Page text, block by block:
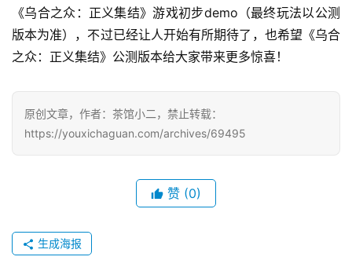
7
0
日
对
《乌合之众：正义集结》游戏初步demo（最终玩法以公测
版本为准），不过已经让人开始有所期待了，也希望《乌合
之众：正义集结》公测版本给大家带来更多惊喜！
原创文章，作者：茶馆小二，禁止转载：
https://youxichaguan.com/archives/69495
赞 (0)
生成海报